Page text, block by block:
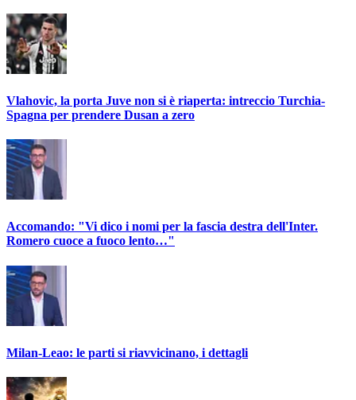
Vlahovic, la porta Juve non si è riaperta: intreccio Turchia-
Spagna per prendere Dusan a zero
Accomando: "Vi dico i nomi per la fascia destra dell'Inter.
Romero cuoce a fuoco lento…"
Milan-Leao: le parti si riavvicinano, i dettagli